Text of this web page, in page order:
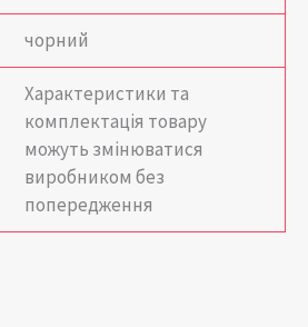
чорний
Характеристики та
комплектація товару
можуть змінюватися
виробником без
попередження